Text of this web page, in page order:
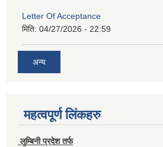
Letter Of Acceptance
मिति: 04/27/2026 - 22:59
अन्य
महत्वपूर्ण लिंकहरु
लुम्बिनी प्रदेश तर्फ